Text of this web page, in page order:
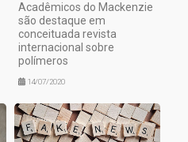
Acadêmicos do Mackenzie
são destaque em
conceituada revista
internacional sobre
polímeros
14/07/2020